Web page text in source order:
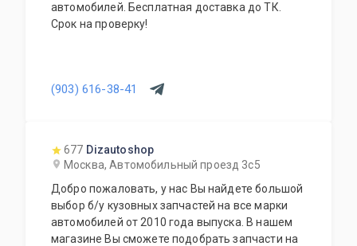
автомобилей. Бесплатная доставка до ТК.
Срок на проверку!
(903) 616-38-41
677 Dizautoshop
Москва, Автомобильный проезд 3с5
Добро пожаловать, у нас Вы найдете большой
выбор б/у кузовных запчастей на все марки
автомобилей от 2010 года выпуска. В нашем
магазине Вы сможете подобрать запчасти на